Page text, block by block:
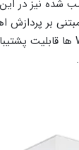
شده نیز در
بر